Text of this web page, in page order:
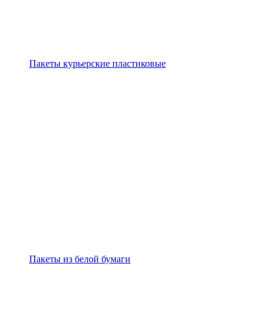
Пакеты курьерские пластиковые
Пакеты из белой бумаги